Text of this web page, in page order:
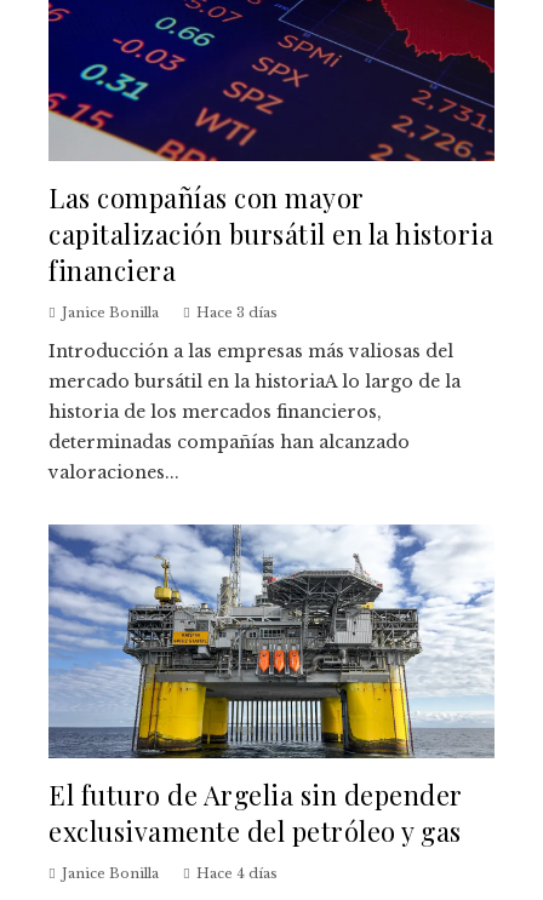
Las compañías con mayor
capitalización bursátil en la historia
financiera
Janice Bonilla Hace 3 días
Introducción a las empresas más valiosas del
mercado bursátil en la historiaA lo largo de la
historia de los mercados financieros,
determinadas compañías han alcanzado
valoraciones...
El futuro de Argelia sin depender
exclusivamente del petróleo y gas
Janice Bonilla Hace 4 días